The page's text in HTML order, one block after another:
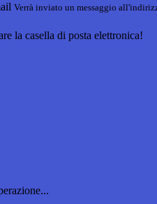
Verrà inviato un messaggio
la casella di posta elettronica!